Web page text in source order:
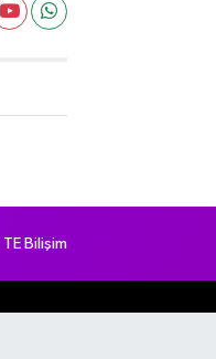
TE Bilişim